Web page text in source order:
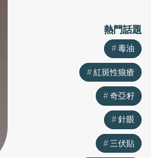
熱門話題
毒油
紅斑性狼瘡
奇亞籽
針眼
三伏貼
熱門話題
毒油
紅斑性狼瘡
奇亞籽
針眼
三伏貼